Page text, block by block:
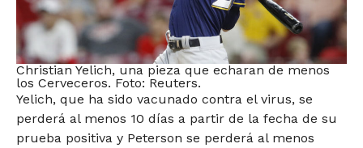
Christian Yelich, una pieza que echaran de menos
los Cerveceros. Foto: Reuters.
Yelich, que ha sido vacunado contra el virus, se
perderá al menos 10 días a partir de la fecha de su
prueba positiva y Peterson se perderá al menos